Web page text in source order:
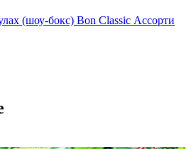
(шоу-бокс) Bon Classic Ассорти